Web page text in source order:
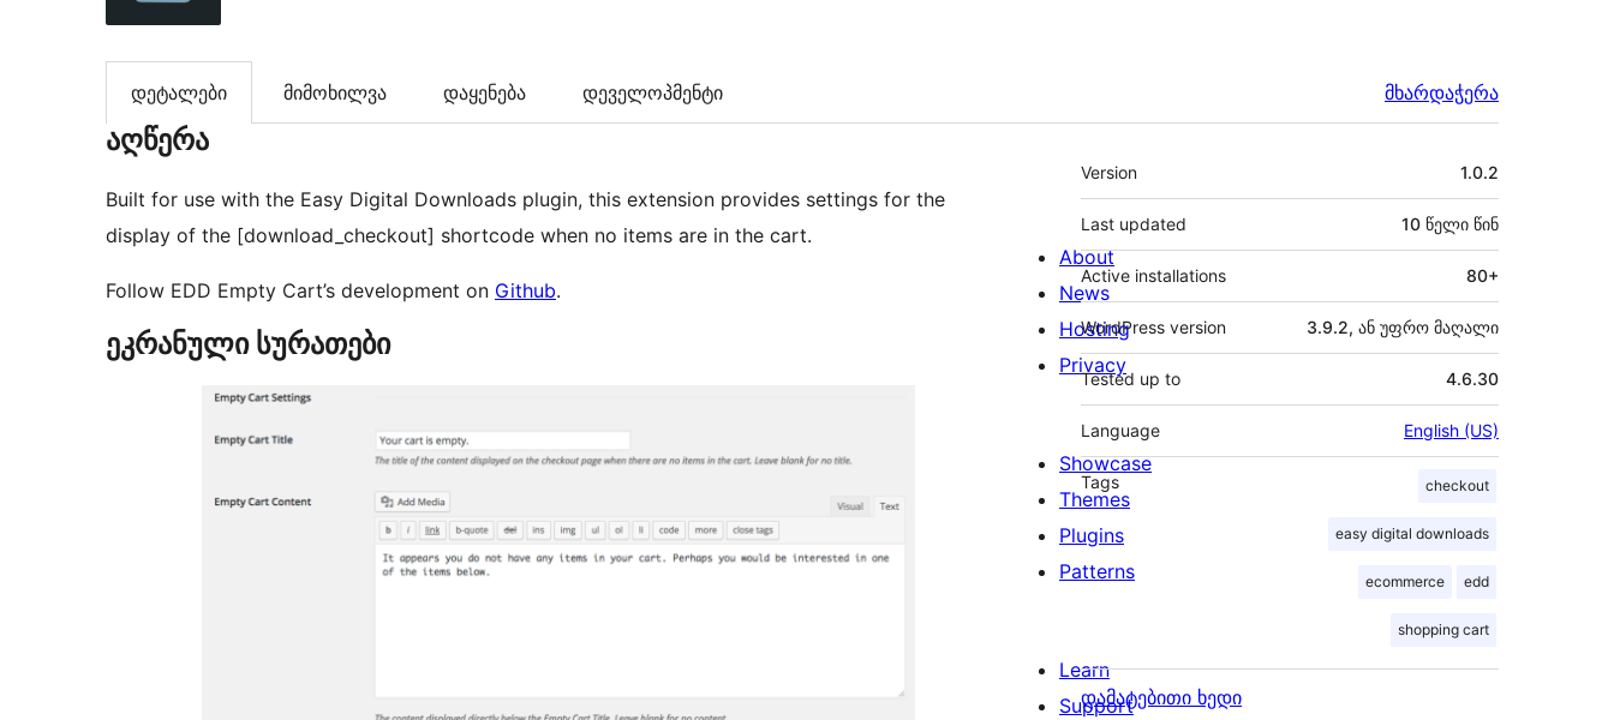
დეტალები მიმოხილვა დაყენება დეველოპმენტი მხარდაჭერა
აღწერა
Built for use with the Easy Digital Downloads plugin, this extension provides settings for the
display of the [download_checkout] shortcode when no items are in the cart.
Follow EDD Empty Cart’s development on Github.
ეკრანული სურათები
მეტა
Version 1.0.2
Last updated 10 წელი წინ
Active installations 80+
WordPress version 3.9.2, ან უფრო მაღალი
Tested up to 4.6.30
Language English (US)
Tags checkout
easy digital downloads
ecommerce edd
shopping cart
დამატებითი ხედი
About
News
Hosting
Privacy
Showcase
Themes
Plugins
Patterns
Learn
Support